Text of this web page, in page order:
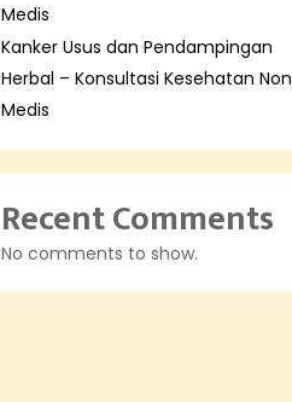
Medis
Kanker Usus dan Pendampingan
Herbal – Konsultasi Kesehatan Non
Medis
Recent Comments
No comments to show.